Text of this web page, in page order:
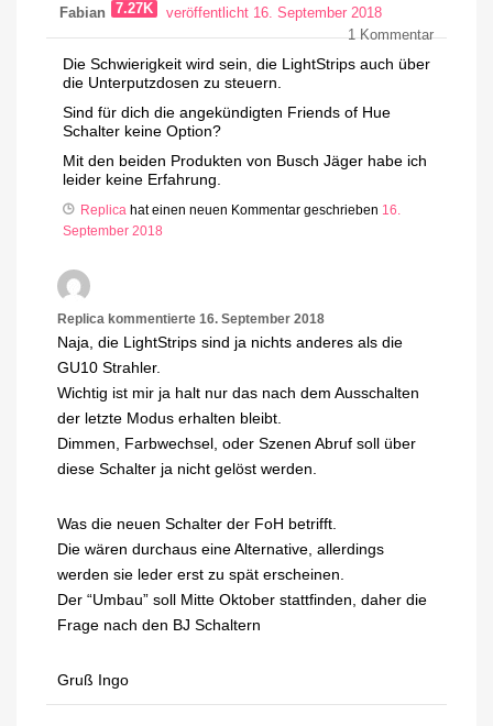
Fabian 7.27K
veröffentlicht 16. September 2018
1Kommentar
Die Schwierigkeit wird sein, die LightStrips auch über
die Unterputzdosen zu steuern.
Sind für dich die angekündigten Friends of Hue
Schalter keine Option?
Mit den beiden Produkten von Busch Jäger habe ich
leider keine Erfahrung.
Replica hat einen neuen Kommentar geschrieben 16.
September 2018
Replica kommentierte 16. September 2018
Naja, die LightStrips sind ja nichts anderes als die
GU10 Strahler.
Wichtig ist mir ja halt nur das nach dem Ausschalten
der letzte Modus erhalten bleibt.
Dimmen, Farbwechsel, oder Szenen Abruf soll über
diese Schalter ja nicht gelöst werden.
Was die neuen Schalter der FoH betrifft.
Die wären durchaus eine Alternative, allerdings
werden sie leder erst zu spät erscheinen.
Der “Umbau” soll Mitte Oktober stattfinden, daher die
Frage nach den BJ Schaltern
Gruß Ingo